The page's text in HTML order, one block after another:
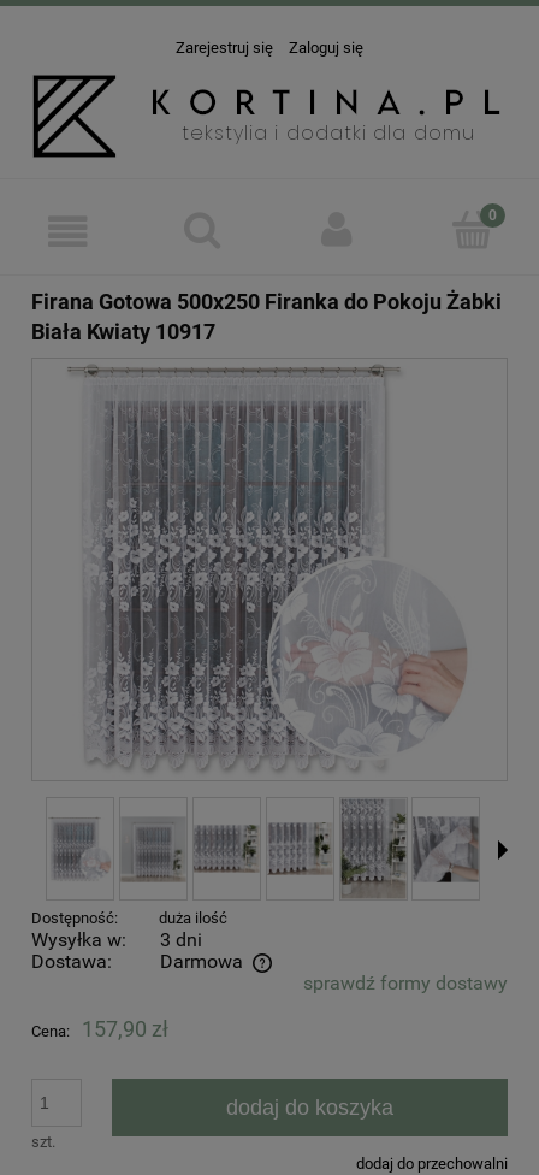
Zarejestruj się Zaloguj się
Firana Gotowa 500x250 Firanka do Pokoju Żabki
Biała Kwiaty 10917
Dostępność: duża ilość
Wysyłka w:
3 dni
Dostawa:
Darmowa
Cena nie zawiera ewentualnych kosztów płatnościsprawdź formy dostawy
Cena: 157,90 zł
szt.
dodaj do koszyka
dodaj do przechowalni